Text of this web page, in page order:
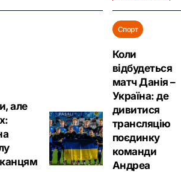
але
Спорт
Коли
відбудеться
матч Данія –
Україна: де
дивитися
трансляцію
поєдинку
команди
Андреа